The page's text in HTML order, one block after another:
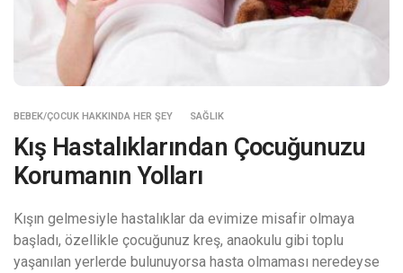
BEBEK/ÇOCUK HAKKINDA HER ŞEY SAĞLIK
Kış Hastalıklarından Çocuğunuzu
Korumanın Yolları
Kışın gelmesiyle hastalıklar da evimize misafir olmaya
başladı, özellikle çocuğunuz kreş, anaokulu gibi toplu
yaşanılan yerlerde bulunuyorsa hasta olmaması neredeyse